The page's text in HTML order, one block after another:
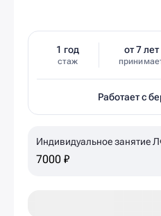
1 год
стаж
от 7 лет
Работает с
Индивидуальное занятие
7000 ₽